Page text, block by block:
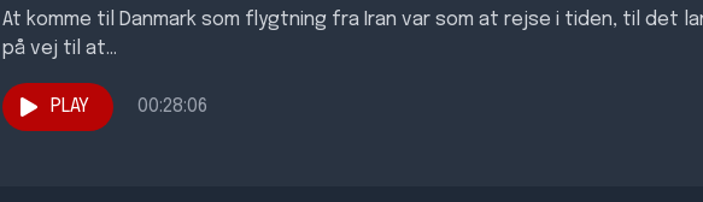
At komme til Danmark som flygtning fra Iran var som at rejse i tiden, til det
på vej til at...
PLAY 00:28:06